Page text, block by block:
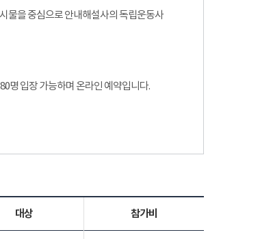
물을 중심으로 안내해설사의 독립운동사
명 입장 가능하며 온라인 예약입니다.
대상 참가비